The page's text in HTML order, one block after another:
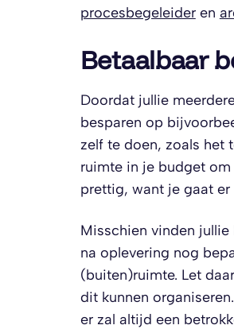
procesbegeleideren
Betaalbaar
Doordat jullie
besparen op
zelf te doen, zoals het
ruimte in je budget
prettig, want je gaat
Misschien vinden
na oplevering nog
(buiten)ruimte. Let
dit kunnen
er zal altijd een